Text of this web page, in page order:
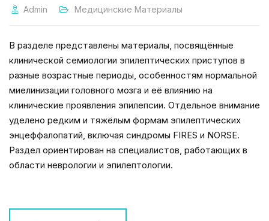
Admin Медицинские Материалы
В разделе представлены материалы, посвящённые
клинической семиологии эпилептических приступов в
разные возрастные периоды, особенностям нормальной
миелинизации головного мозга и её влиянию на
клинические проявления эпилепсии. Отдельное внимание
уделено редким и тяжёлым формам эпилептических
энцеффалопатий, включая синдромы FIRES и NORSE.
Раздел ориентирован на специалистов, работающих в
области неврологии и эпилептологии.